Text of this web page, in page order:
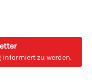
zu werden.